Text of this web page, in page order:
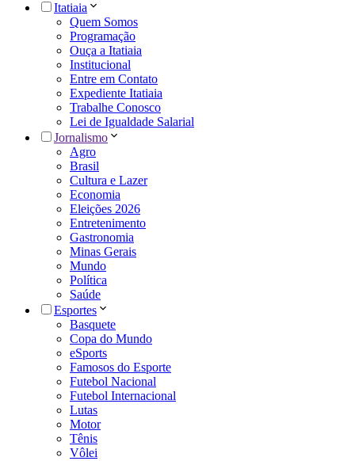
Itatiaia
Quem Somos
Programação
Ouça a Itatiaia
Institucional
Entre em Contato
Expediente Itatiaia
Trabalhe Conosco
Lei de Igualdade Salarial
Jornalismo
Agro
Brasil
Cultura e Lazer
Economia
Eleições 2026
Entretenimento
Gastronomia
Minas Gerais
Mundo
Política
Saúde
Esportes
Basquete
Copa do Mundo
eSports
Famosos do Esporte
Futebol Nacional
Futebol Internacional
Lutas
Motor
Tênis
Vôlei